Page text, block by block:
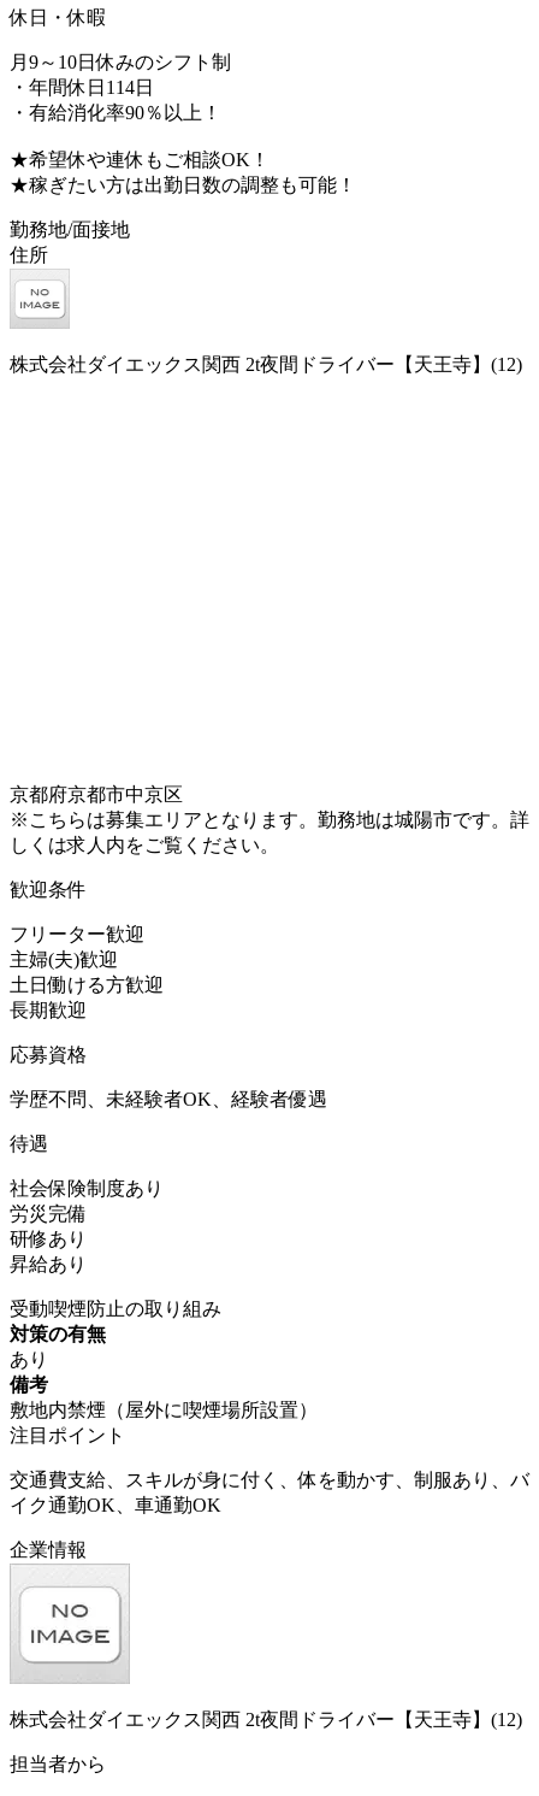
休日・休暇
月9～10日休みのシフト制
・年間休日114日
・有給消化率90％以上！
★希望休や連休もご相談OK！
★稼ぎたい方は出勤日数の調整も可能！
勤務地/面接地
住所
株式会社ダイエックス関西 2t夜間ドライバー【天王寺】(12)
京都府京都市中京区
※こちらは募集エリアとなります。勤務地は城陽市です。詳
しくは求人内をご覧ください。
歓迎条件
フリーター歓迎
主婦(夫)歓迎
土日働ける方歓迎
長期歓迎
応募資格
学歴不問、未経験者OK、経験者優遇
待遇
社会保険制度あり
労災完備
研修あり
昇給あり
受動喫煙防止の取り組み
対策の有無
あり
備考
敷地内禁煙（屋外に喫煙場所設置）
注目ポイント
交通費支給、スキルが身に付く、体を動かす、制服あり、バ
イク通勤OK、車通勤OK
企業情報
株式会社ダイエックス関西 2t夜間ドライバー【天王寺】(12)
担当者から